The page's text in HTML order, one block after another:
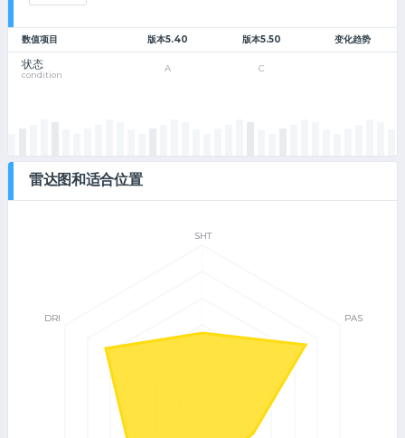
数值项目 版本5.40 版本5.50 变化趋势
状态
condition
A C
雷达图和适合位置